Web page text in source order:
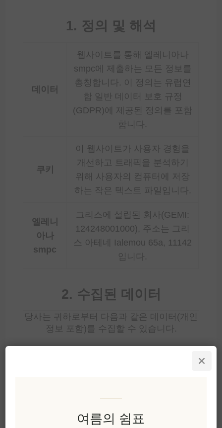
1. 정의 및 해석
데이터
웹사이트를 통해 엘레니아나
smpc에 제출하는 모든 정보를
총칭합니다. 이 정의는 유럽연
합 일반 데이터 보호 규정
(GDPR)에 제공된 정의를 포함
합니다.
쿠키
이 웹사이트가 사용자 경험을
개선하고 트래픽을 분석하기
위해 사용자의 컴퓨터에 저장
하는 작은 텍스트 파일입니다.
엘레니
아나
smpc
그리스에 설립된 회사(GEMI:
124248001000), 주소는 그리
스 아테네 Ialemou 65a, 11142
입니다.
2. 수집된 데이터
당사는 귀하로부터 다음과 같은 데이터(개인
정보 포함)를 수집할 수 있습니다.
처리됩니다. 당사는 귀하의 신용카드 번
여름의 쉼표